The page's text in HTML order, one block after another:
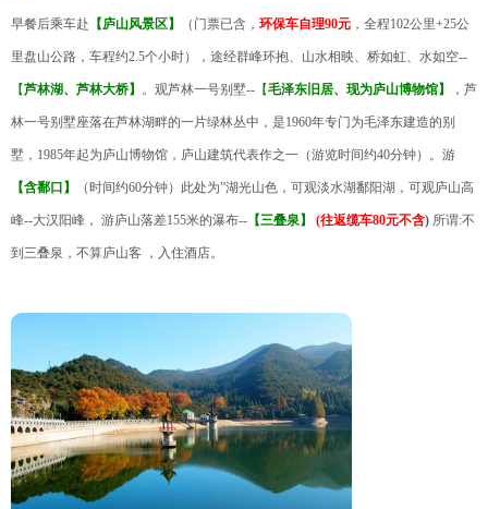
早餐后乘车赴 【庐山风景区】 （门票已含， 环保车自理90元 ，全程102公里+25公
里盘山公路，车程约2.5个小时），途经群峰环抱、山水相映、桥如虹、水如空--
【芦林湖、芦林大桥】 。观芦林一号别墅-- 【毛泽东旧居、现为庐山博物馆】 ，芦
林一号别墅座落在芦林湖畔的一片绿林丛中，是1960年专门为毛泽东建造的别
墅，1985年起为庐山博物馆，庐山建筑代表作之一（游览时间约40分钟）。游
【含鄱口】 （时间约60分钟）此处为”湖光山色，可观淡水湖鄱阳湖，可观庐山高
峰--大汉阳峰， 游庐山落差155米的瀑布-- 【三叠泉】 (往返缆车80元不含) 所谓:不
到三叠泉，不算庐山客 ，入住酒店。